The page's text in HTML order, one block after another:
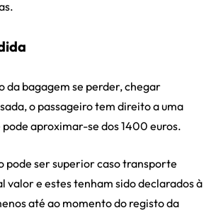
da bagagem se perder, chegar
o passageiro tem direito a uma
aproximar-se dos 1400 euros.
pode ser superior caso transporte
valor e estes tenham sido declarados à
até ao momento do registo da